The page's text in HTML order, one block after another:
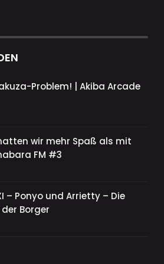
Problem! | Akiba Arcade
wir mehr Spaß als mit
FM #3
– Ponyo und Arrietty – Die
Borger